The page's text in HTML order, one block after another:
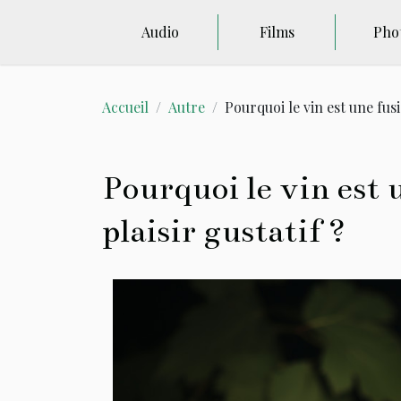
Audio Films
Accueil Autre Pourquoi le vin est une
Pourquoi le vin est
plaisir gustatif ?